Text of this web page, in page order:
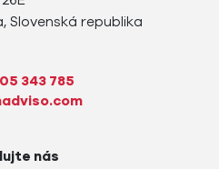
Slovenská republika
343 785
nás